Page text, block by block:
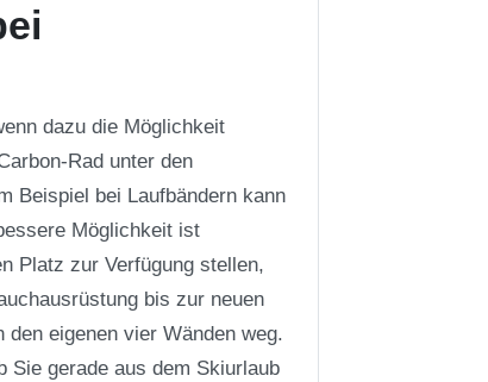
dazu die Möglichkeit
Rad unter den
Beispiel bei Laufbändern kann
Möglichkeit ist
Platz zur Verfügung stellen,
bis zur neuen
eigenen vier Wänden weg.
Sie gerade aus dem Skiurlaub